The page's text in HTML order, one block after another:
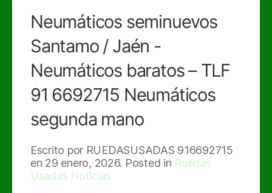
Neumáticos seminuevos
Santamo / Jaén -
Neumáticos baratos – TLF
91 6692715 Neumáticos
segunda mano
Escrito por RUEDASUSADAS 916692715
en 29 enero, 2026. Posted in Ruedas
Usadas Noticias